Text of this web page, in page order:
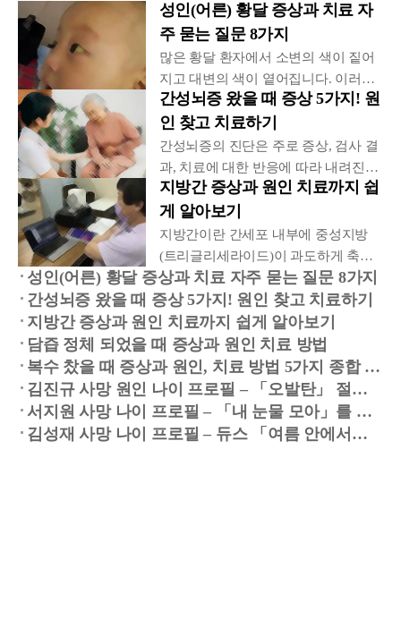
성인(어른) 황달 증상과 치료 자
주 묻는 질문 8가지
많은 황달 환자에서 소변의 색이 짙어
지고 대변의 색이 옅어집니다. 이러한
변화는 폐색과 같은 문제로 인해 빌리
루빈이 대변과 함께 제거되지 않고 소
변으로 배설되는 빌리루빈의 양이 증
가하기 때문에 발생합니다.
간성뇌증 왔을 때 증상 5가지! 원
인 찾고 치료하기
간성뇌증의 진단은 주로 증상, 검사 결
과, 치료에 대한 반응에 따라 내려진다.
의사는 뇌증을 유발할 수 있는 사건(예:
감염, 약물 등)에 대해 물어보고 가능한
원인을 파악합니다. 혈액 검사를 통해
뇌증 유발 요인, 특히 치료 가능한 질병
(예: 소화관 감염이나 출혈 등)을 확인
하고 진단을 확정합니다. 암모니아 수
치도 측정합니다.
지방간 증상과 원인 치료까지 쉽
게 알아보기
지방간이란 간세포 내부에 중성지방
(트리글리세라이드)이 과도하게 축적
된 상태입니다. 지방간은 염증을 일으
킬 수도 있고 그렇지 않을 수도 있다.
지방간으로 인한 간 염증을 지방간염
이라고 합니다. 이 염증으로 인해 흉터
가 생길 수 있습니다(섬유화). 섬유화
는 종종 간경변증(흉터로 인해 간 구조
가 변형되고 기능이 손상되는 것)으로
진행됩니다. 과음 이외의 상황에서 발
성인(어른) 황달 증상과 치료 자주 묻는 질문 8가지
간성뇌증 왔을 때 증상 5가지! 원인 찾고 치료하기
지방간 증상과 원인 치료까지 쉽게 알아보기
담즙 정체 되었을 때 증상과 원인 치료 방법
복수 찼을 때 증상과 원인, 치료 방법 5가지 종합 자
료
김진규 사망 원인 나이 프로필 – 「오발탄」 절제
를 연기한 배우
서지원 사망 나이 프로필 – 「내 눈물 모아」를 남
긴 가수
김성재 사망 나이 프로필 – 듀스 「여름 안에서」